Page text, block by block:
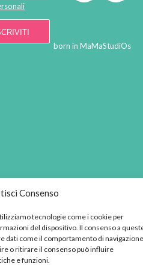
Consenso
tecnologie come i cookie per
del dispositivo. Il consenso a
dati come il comportamento di
o ritirare il consenso può influire
e funzioni.
born in MaMaStudiOs